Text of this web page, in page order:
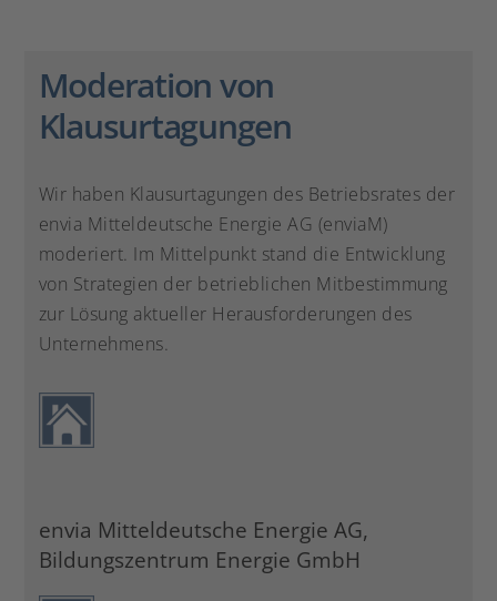
Moderation von
Klausurtagungen
Wir haben Klausurtagungen des Betriebsrates der
envia Mitteldeutsche Energie AG (enviaM)
moderiert. Im Mittelpunkt stand die Entwicklung
von Strategien der betrieblichen Mitbestimmung
zur Lösung aktueller Herausforderungen des
Unternehmens.
envia Mitteldeutsche Energie AG,
Bildungszentrum Energie GmbH